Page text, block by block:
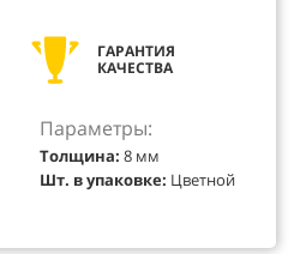
ГАРАНТИЯ
КАЧЕСТВА
Параметры:
Толщина: 8 мм
Шт. в упаковке: Цветной